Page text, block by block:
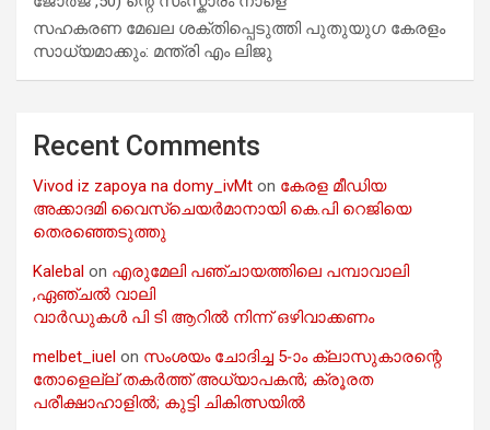
സഹകരണ മേഖല ശക്തിപ്പെടുത്തി പുതുയുഗ കേരളം
സാധ്യമാക്കും: മന്ത്രി എം ലിജു
Recent Comments
Vivod iz zapoya na domy_ivMt on കേരള മീഡിയ
അക്കാദമി വൈസ്ചെയർമാനായി കെ.പി റെജിയെ
തെരഞ്ഞെടുത്തു
Kalebal on എരുമേലി പഞ്ചായത്തിലെ പമ്പാവാലി
,ഏഞ്ചൽ വാലി
വാർഡുകൾ പി ടി ആറിൽ നിന്ന് ഒഴിവാക്കണം
melbet_iuel on സംശയം ചോദിച്ച 5-ാം ക്ലാസുകാരന്റെ
തോളെല്ല് തകർത്ത് അധ്യാപകൻ; ക്രൂരത
പരീക്ഷാഹാളിൽ; കുട്ടി ചികിത്സയിൽ